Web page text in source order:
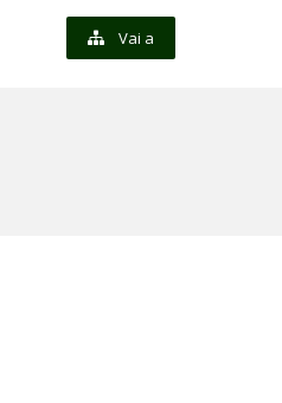
Vai a